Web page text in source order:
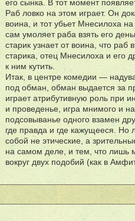
его сынка. В тот момент
Раб ловко на этом играет. Он
воина, и тот убьет Мнесилоха
сам умоляет раба взять его
старик узнает от воина, что раб
старика, отец Мнесилоха и его
к ним кутить.
Итак, в центре комедии —
под обман, обман выдается за
играет атрибутивную роль при
и проведенье, игра мнимого и
подсовыванье одного взамен
где правда и где кажущееся.
собой не этические, а
на самом деле, и тем, что лишь
вокруг двух подобий (как в